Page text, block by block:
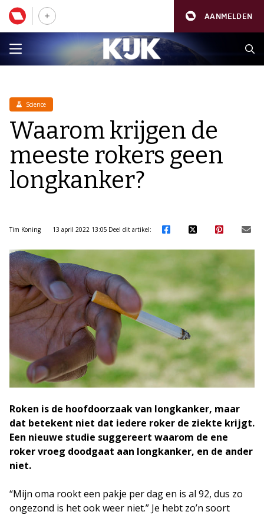
AANMELDEN
Science
Waarom krijgen de
meeste rokers geen
longkanker?
Tim Koning 13 april 2022 13:05 Deel dit artikel:
Roken is de hoofdoorzaak van longkanker, maar
dat betekent niet dat iedere roker de ziekte krijgt.
Een nieuwe studie suggereert waarom de ene
roker vroeg doodgaat aan longkanker, en de ander
niet.
“Mijn oma rookt een pakje per dag en is al 92, dus zo
ongezond is het ook weer niet.” Je hebt zo’n soort